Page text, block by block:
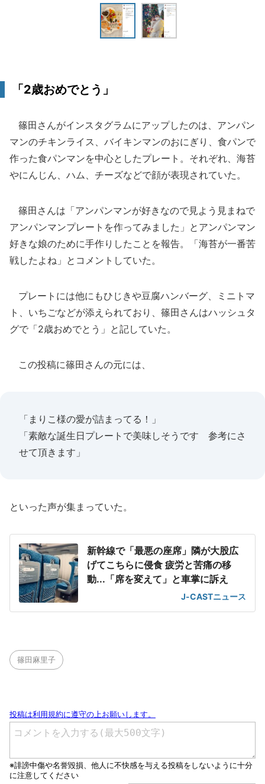
「2歳おめでとう」
篠田さんがインスタグラムにアップしたのは、アンパン
マンのチキンライス、バイキンマンのおにぎり、食パンで
作った食パンマンを中心としたプレート。それぞれ、海苔
やにんじん、ハム、チーズなどで顔が表現されていた。
篠田さんは「アンパンマンが好きなので見よう見まねで
アンパンマンプレートを作ってみました」とアンパンマン
好きな娘のために手作りしたことを報告。「海苔が一番苦
戦したよね」とコメントしていた。
プレートには他にもひじきや豆腐ハンバーグ、ミニトマ
ト、いちごなどが添えられており、篠田さんはハッシュタ
グで「2歳おめでとう」と記していた。
この投稿に篠田さんの元には、
「まりこ様の愛が詰まってる！」
「素敵な誕生日プレートで美味しそうです 参考にさ
せて頂きます」
といった声が集まっていた。
新幹線で「最悪の座席」隣が大股広
げてこちらに侵食 疲労と苦痛の移
動...「席を変えて」と車掌に訴え
J-CASTニュース
篠田麻里子